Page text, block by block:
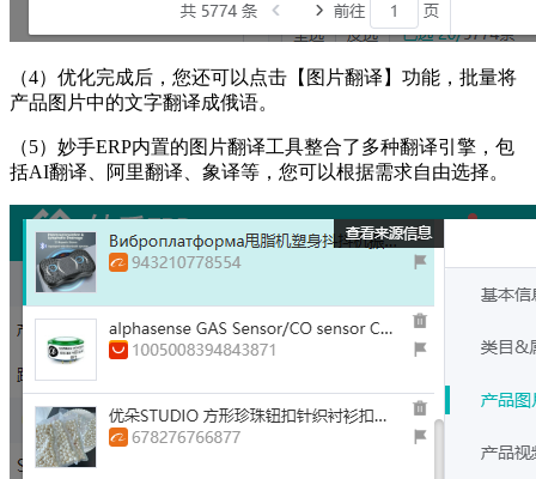
（4） 优化完成后，您还可以点击【图片翻译】功能，批量将
产品图片中的文字翻译成俄语。
（5）妙手ERP内置的图片翻译工具整合了多种翻译引擎，包
括AI翻译、阿里翻译、象译等，您可以根据需求自由选择。